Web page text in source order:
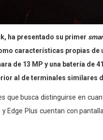
ha presentado su primer
características propias de
de 13 MP y una batería de
al de terminales similares
que busca distinguirse en
Edge Plus cuentan con